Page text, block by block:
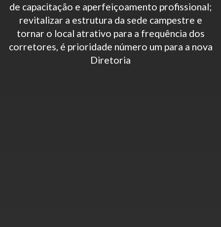
de capacitação e aperfeiçoamento profissional;
revitalizar a estrutura da sede campestre e
tornar o local atrativo para a frequência dos
corretores, é prioridade número um para a nova
Diretoria